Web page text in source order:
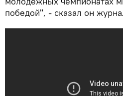
победой", - сказал он